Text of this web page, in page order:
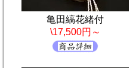
亀田縞花緒付
\17,500円～